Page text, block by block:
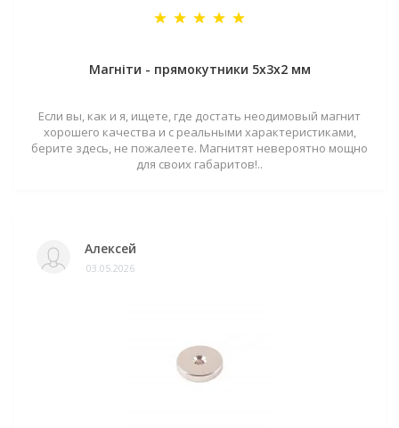
Магніти - прямокутники 5x3x2 мм
Если вы, как и я, ищете, где достать неодимовый магнит
хорошего качества и с реальными характеристиками,
берите здесь, не пожалеете. Магнитят невероятно мощно
для своих габаритов!..
Алексей
03.05.2026